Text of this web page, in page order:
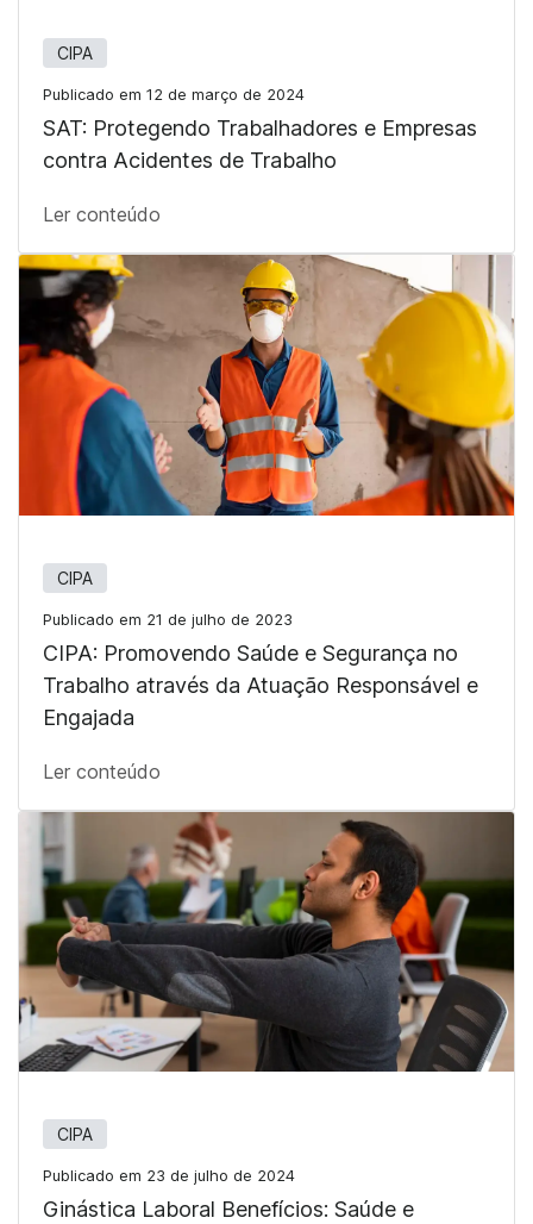
CIPA
Publicado em 12 de março de 2024
SAT: Protegendo Trabalhadores e Empresas
contra Acidentes de Trabalho
Ler conteúdo
CIPA
Publicado em 21 de julho de 2023
CIPA: Promovendo Saúde e Segurança no
Trabalho através da Atuação Responsável e
Engajada
Ler conteúdo
CIPA
Publicado em 23 de julho de 2024
Ginástica Laboral Benefícios: Saúde e